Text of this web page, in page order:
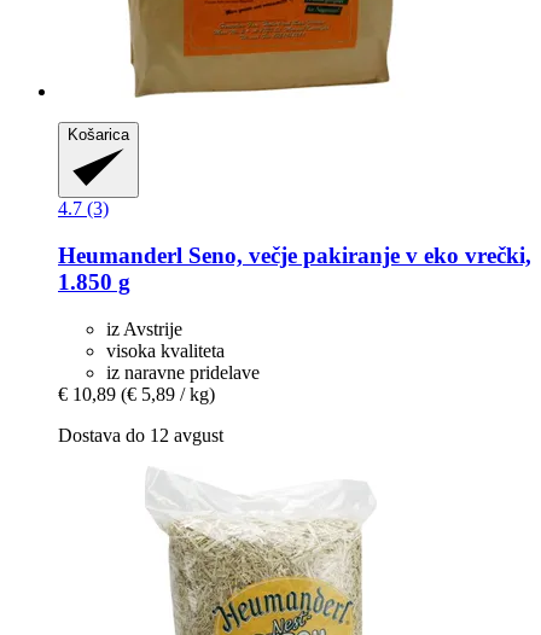
Košarica
4.7 (3)
Heumanderl Seno, večje pakiranje v eko vrečki,
1.850 g
iz Avstrije
visoka kvaliteta
iz naravne pridelave
€ 10,89 (€ 5,89 / kg)
Dostava do 12 avgust